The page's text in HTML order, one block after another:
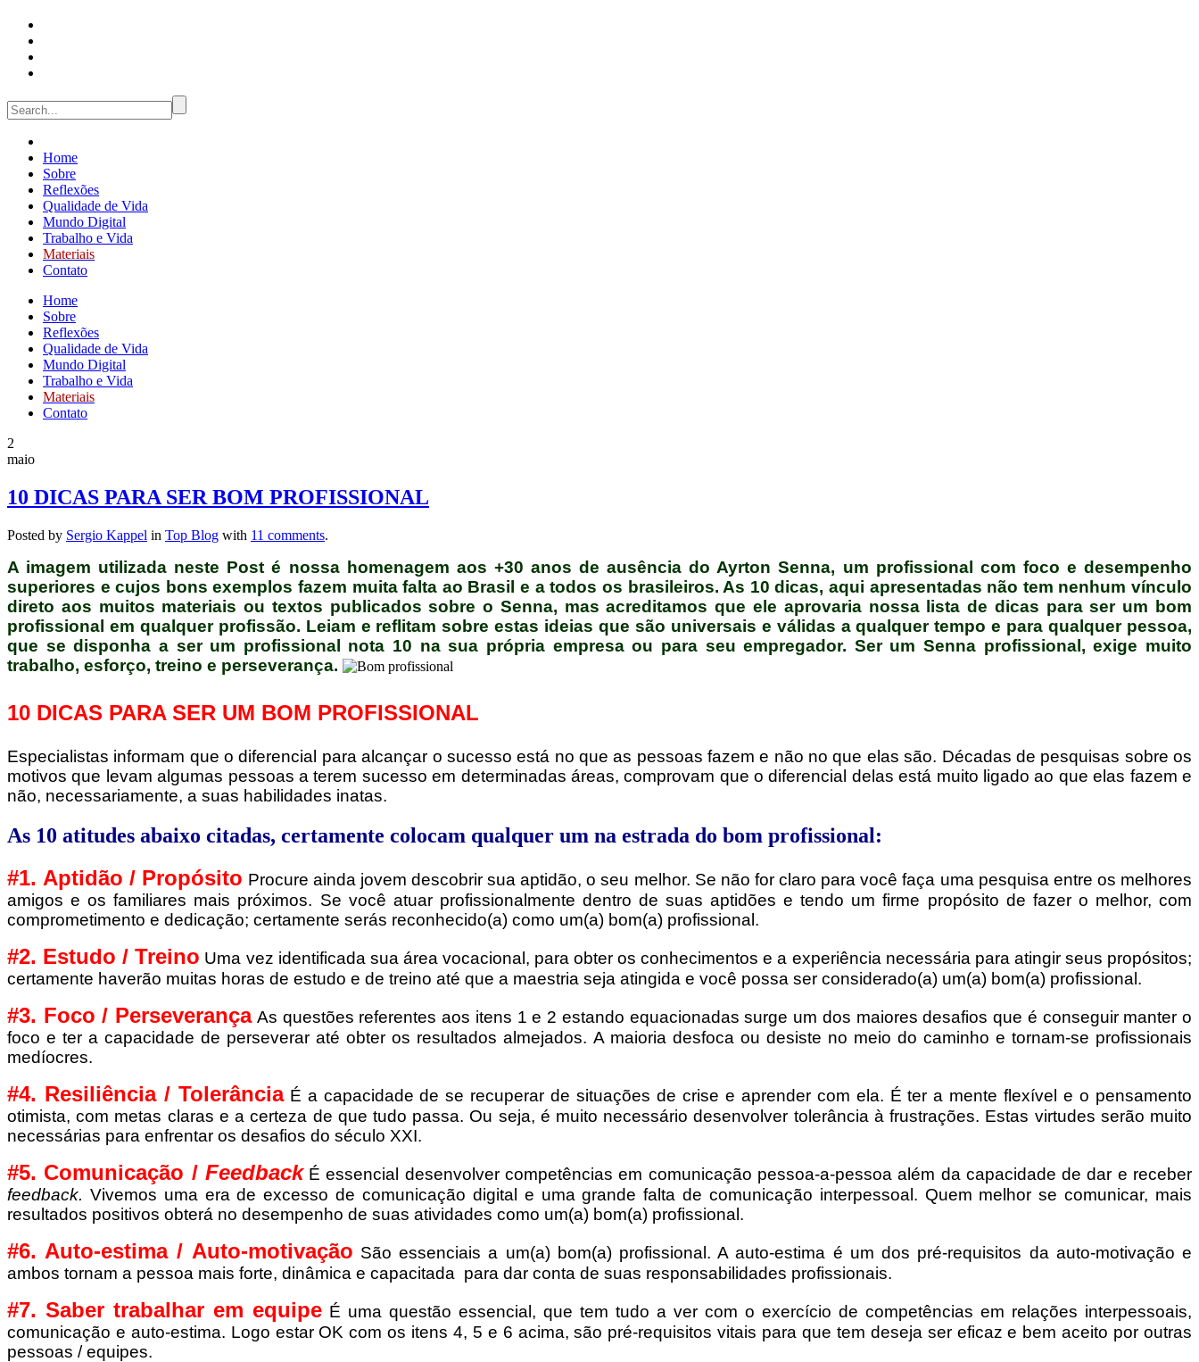
Home
Sobre
Reflexões
Qualidade de Vida
Mundo Digital
Trabalho e Vida
Materiais
Contato
Home
Sobre
Reflexões
Qualidade de Vida
Mundo Digital
Trabalho e Vida
Materiais
Contato
2
maio
10 DICAS PARA SER BOM PROFISSIONAL
Posted by Sergio Kappel in Top Blog with 11 comments.
A imagem utilizada neste Post é nossa homenagem aos +30 anos de ausência do Ayrton Senna, um profissional com foco e desempenho
superiores e cujos bons exemplos fazem muita falta ao Brasil e a todos os brasileiros. As 10 dicas, aqui apresentadas não tem nenhum vínculo
direto aos muitos materiais ou textos publicados sobre o Senna, mas acreditamos que ele aprovaria nossa lista de dicas para ser um bom
profissional em qualquer profissão. Leiam e reflitam sobre estas ideias que são universais e válidas a qualquer tempo e para qualquer pessoa,
que se disponha a ser um profissional nota 10 na sua própria empresa ou para seu empregador. Ser um Senna profissional, exige muito
trabalho, esforço, treino e perseverança.
10 DICAS PARA SER UM BOM PROFISSIONAL
Especialistas informam que o diferencial para alcançar o sucesso está no que as pessoas fazem e não no que elas são. Décadas de pesquisas sobre os
motivos que levam algumas pessoas a terem sucesso em determinadas áreas, comprovam que o diferencial delas está muito ligado ao que elas fazem e
não, necessariamente, a suas habilidades inatas.
As 10 atitudes abaixo citadas, certamente colocam qualquer um na estrada do bom profissional:
#1. Aptidão / Propósito Procure ainda jovem descobrir sua aptidão, o seu melhor. Se não for claro para você faça uma pesquisa entre os melhores
amigos e os familiares mais próximos. Se você atuar profissionalmente dentro de suas aptidões e tendo um firme propósito de fazer o melhor, com
comprometimento e dedicação; certamente serás reconhecido(a) como um(a) bom(a) profissional.
#2. Estudo / Treino Uma vez identificada sua área vocacional, para obter os conhecimentos e a experiência necessária para atingir seus propósitos;
certamente haverão muitas horas de estudo e de treino até que a maestria seja atingida e você possa ser considerado(a) um(a) bom(a) profissional.
#3. Foco / Perseverança As questões referentes aos itens 1 e 2 estando equacionadas surge um dos maiores desafios que é conseguir manter o
foco e ter a capacidade de perseverar até obter os resultados almejados. A maioria desfoca ou desiste no meio do caminho e tornam-se profissionais
medíocres.
#4. Resiliência / Tolerância É a capacidade de se recuperar de situações de crise e aprender com ela. É ter a mente flexível e o pensamento
otimista, com metas claras e a certeza de que tudo passa. Ou seja, é muito necessário desenvolver tolerância à frustrações. Estas virtudes serão muito
necessárias para enfrentar os desafios do século XXI.
#5. Comunicação / Feedback É essencial desenvolver competências em comunicação pessoa-a-pessoa além da capacidade de dar e receber
feedback. Vivemos uma era de excesso de comunicação digital e uma grande falta de comunicação interpessoal. Quem melhor se comunicar, mais
resultados positivos obterá no desempenho de suas atividades como um(a) bom(a) profissional.
#6. Auto-estima / Auto-motivação São essenciais a um(a) bom(a) profissional. A auto-estima é um dos pré-requisitos da auto-motivação e
ambos tornam a pessoa mais forte, dinâmica e capacitada para dar conta de suas responsabilidades profissionais.
#7. Saber trabalhar em equipe É uma questão essencial, que tem tudo a ver com o exercício de competências em relações interpessoais,
comunicação e auto-estima. Logo estar OK com os itens 4, 5 e 6 acima, são pré-requisitos vitais para que tem deseja ser eficaz e bem aceito por outras
pessoas / equipes.